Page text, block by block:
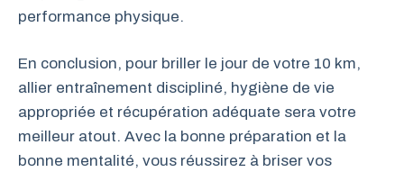
performance physique.
En conclusion, pour briller le jour de votre 10 km,
allier entraînement discipliné, hygiène de vie
appropriée et récupération adéquate sera votre
meilleur atout. Avec la bonne préparation et la
bonne mentalité, vous réussirez à briser vos